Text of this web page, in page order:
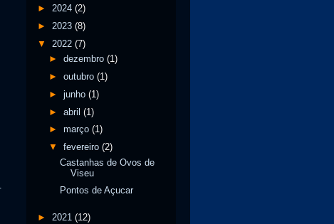
► 2024 (2)
► 2023 (8)
▼ 2022 (7)
► dezembro (1)
► outubro (1)
► junho (1)
► abril (1)
► março (1)
▼ fevereiro (2)
Castanhas de Ovos de
Viseu
Pontos de Açucar
► 2021 (12)